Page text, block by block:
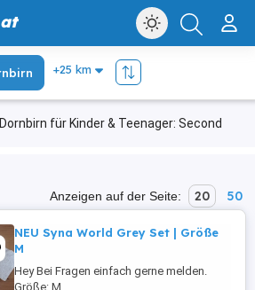
für Kinder & Teenager: Second
Anzeigen auf der Seite: 20 50
NEU Syna World Grey Set | Größe
M
Hey Bei Fragen einfach gerne melden.
Größe: M